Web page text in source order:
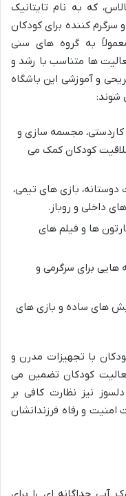
که به نام تایتانیک
کننده برای کودکان
به گروه های سنی
ها متناسب با رشد و
و آموزشی این باشگاه
شوند:
کاردستی، مجسمه سازی و
کودکان کمک می
دوستانه، بازی های تیمی،
داخلی و روباز.
ها و فیلم های
هایی برای سرگرمی و
های ساده و بازی های
با تجهیزات مدرن و
فعالیت کودکان تضمین می
نیز نظارت کافی بر
امنیت و رفاه فرزندانشان